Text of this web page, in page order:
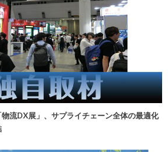
物流DX展」、サプライチェーン全体の最適化